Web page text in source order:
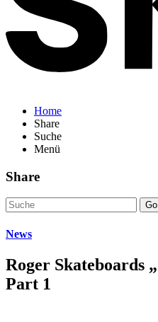
Home
Share
Suche
Menü
Share
Go
News
Roger Skateboards
Part 1